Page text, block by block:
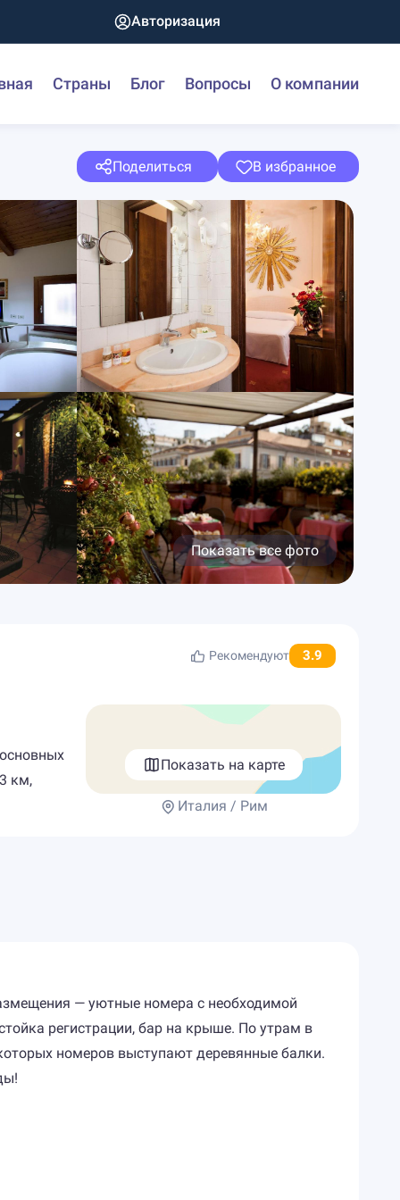
Авторизация
Страны Блог Вопросы О компании
Поделиться В избранное
Показать все фото
Рекомендуют 3.9
км,
Показать на карте
Италия / Рим
— уютные номера с необходимой
регистрации, бар на крыше. По утрам в
номеров выступают деревянные балки.